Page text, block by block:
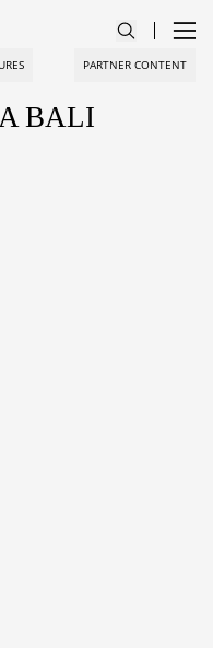
PARTNER CONTENT
BALI